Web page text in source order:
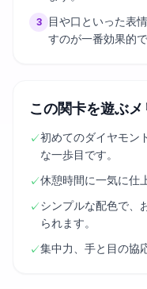
3
目や口といった表
すのが一番効果的で
この関卡を遊ぶメ
✓初めてのダイヤモン
な一歩目です。
✓休憩時間に一気に仕
✓シンプルな配色で、
られます。
✓集中力、手と目の協